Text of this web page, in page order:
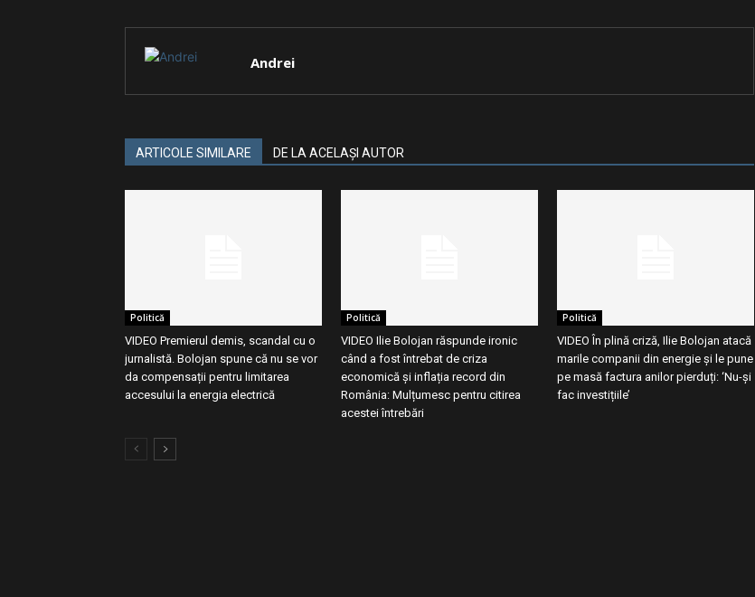
Andrei
ARTICOLE SIMILARE DE LA ACELAȘI AUTOR
Politică
VIDEO Premierul demis, scandal cu o
jurnalistă. Bolojan spune că nu se vor
da compensații pentru limitarea
accesului la energia electrică
Politică
VIDEO Ilie Bolojan răspunde ironic
când a fost întrebat de criza
economică și inflația record din
România: Mulțumesc pentru citirea
acestei întrebări
Politică
VIDEO În plină criză, Ilie Bolojan atacă
marile companii din energie și le pune
pe masă factura anilor pierduți: ‘Nu-și
fac investițiile’